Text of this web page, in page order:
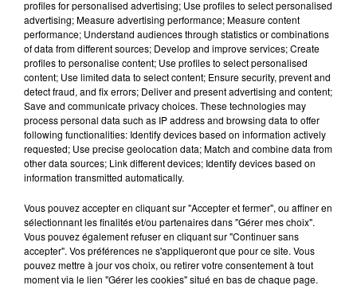
Sceneoet dans les points de vente habituels.
FIL D'ACTUS
15 juillet 2026
BÉTHUNE: ENQUÊTE POUR HOMICIDE
VOLONTAIRE EN COURS, APRÈS LA...
profiles for personalised advertising; Use profiles to select personalised
advertising; Measure advertising performance; Measure content
performance; Understand audiences through statistics or combinations
of data from different sources; Develop and improve services; Create
profiles to personalise content; Use profiles to select personalised
content; Use limited data to select content; Ensure security, prevent and
detect fraud, and fix errors; Deliver and present advertising and content;
Save and communicate privacy choices. These technologies may
process personal data such as IP address and browsing data to offer
following functionalities: Identify devices based on information actively
requested; Use precise geolocation data; Match and combine data from
other data sources; Link different devices; Identify devices based on
information transmitted automatically.
Vous pouvez accepter en cliquant sur "Accepter et fermer", ou affiner en
sélectionnant les finalités et/ou partenaires dans "Gérer mes choix".
Vous pouvez également refuser en cliquant sur "Continuer sans
accepter". Vos préférences ne s'appliqueront que pour ce site. Vous
pouvez mettre à jour vos choix, ou retirer votre consentement à tout
moment via le lien "Gérer les cookies" situé en bas de chaque page.